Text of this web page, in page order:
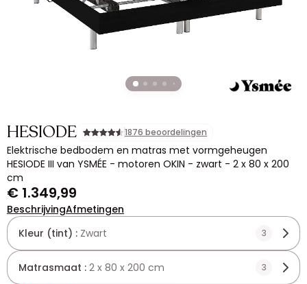
HESIODE 1876 beoordelingen
Elektrische bedbodem en matras met vormgeheugen
HESIODE III van YSMÉE - motoren OKIN - zwart - 2 x 80 x 200
cm
€ 1.349,99
BeschrijvingAfmetingen
Kleur (tint) : Zwart 3
Matrasmaat : 2 x 80 x 200 cm 3